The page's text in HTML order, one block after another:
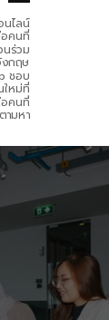
นไลน์
คนที่
ร่วม
กฤษ
ชอบ
ใหม่ที่
คนที่
ามหา